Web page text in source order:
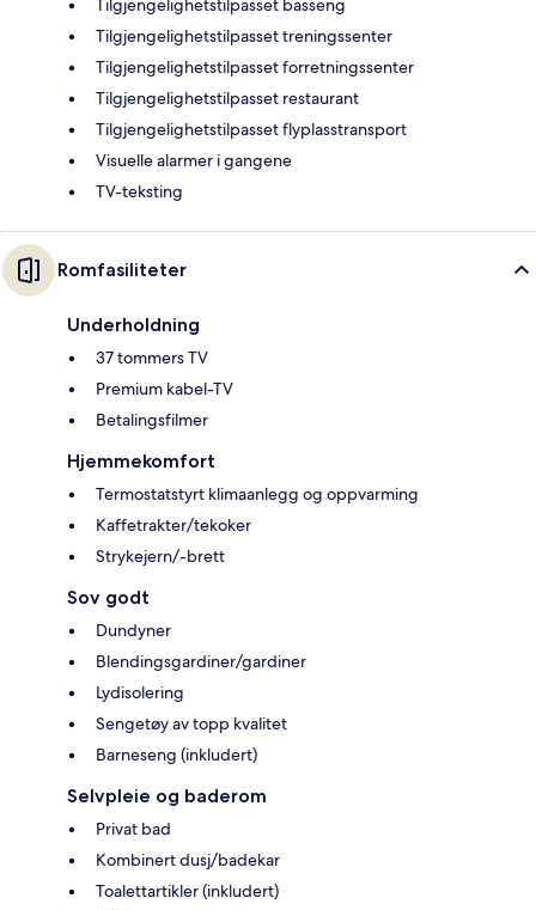
Tilgjengelighetstilpasset basseng
Tilgjengelighetstilpasset treningssenter
Tilgjengelighetstilpasset forretningssenter
Tilgjengelighetstilpasset restaurant
Tilgjengelighetstilpasset flyplasstransport
Visuelle alarmer i gangene
TV-teksting
Romfasiliteter
Underholdning
37 tommers TV
Premium kabel-TV
Betalingsfilmer
Hjemmekomfort
Termostatstyrt klimaanlegg og oppvarming
Kaffetrakter/tekoker
Strykejern/-brett
Sov godt
Dundyner
Blendingsgardiner/gardiner
Lydisolering
Sengetøy av topp kvalitet
Barneseng (inkludert)
Selvpleie og baderom
Privat bad
Kombinert dusj/badekar
Toalettartikler (inkludert)